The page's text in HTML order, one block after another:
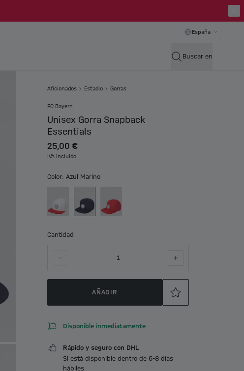
España
Buscar en
Aficionados Estadio Gorras
FC Bayern
Unisex Gorra Snapback
Essentials
25,00 €
IVA incluido.
Color: Azul Marino
Cantidad
1
AÑADIR
Disponible inmediatamente
Rápido y seguro con DHL
Si está disponible dentro de 6-8 días
hábiles